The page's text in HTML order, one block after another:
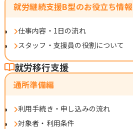
就労継続支援B型のお役立ち情報
仕事内容・1日の流れ
スタッフ・支援員の役割について
就労移行支援
通所準備編
利用手続き・申し込みの流れ
対象者・利用条件